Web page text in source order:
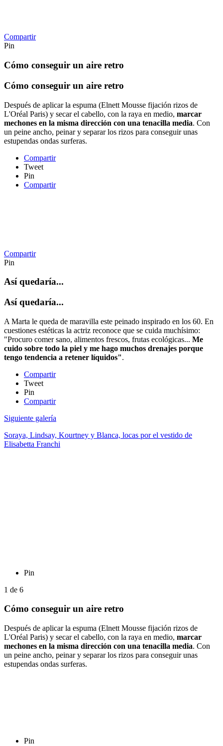
Compartir
Pin
Cómo conseguir un aire retro
Cómo conseguir un aire retro
Después de aplicar la espuma (Elnett Mousse fijación rizos de
L'Oréal Paris) y secar el cabello, con la raya en medio, marcar
mechones en la misma dirección con una tenacilla media. Con
un peine ancho, peinar y separar los rizos para conseguir unas
estupendas ondas surferas.
Compartir
Tweet
Pin
Compartir
Compartir
Pin
Así quedaría...
Así quedaría...
A Marta le queda de maravilla este peinado inspirado en los 60. En
cuestiones estéticas la actriz reconoce que se cuida muchísimo:
"Procuro comer sano, alimentos frescos, frutas ecológicas... Me
cuido sobre todo la piel y me hago muchos drenajes porque
tengo tendencia a retener líquidos".
Compartir
Tweet
Pin
Compartir
Siguiente galería
Soraya, Lindsay, Kourtney y Blanca, locas por el vestido de
Elisabetta Franchi
Pin
1 de 6
Cómo conseguir un aire retro
Después de aplicar la espuma (Elnett Mousse fijación rizos de
L'Oréal Paris) y secar el cabello, con la raya en medio, marcar
mechones en la misma dirección con una tenacilla media. Con
un peine ancho, peinar y separar los rizos para conseguir unas
estupendas ondas surferas.
Pin